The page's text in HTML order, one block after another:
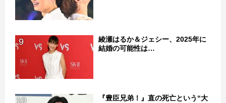
9
綾瀬はるか＆ジェシー、2025年に
結婚の可能性は…
10
『豊臣兄弟！』直の死亡という“大